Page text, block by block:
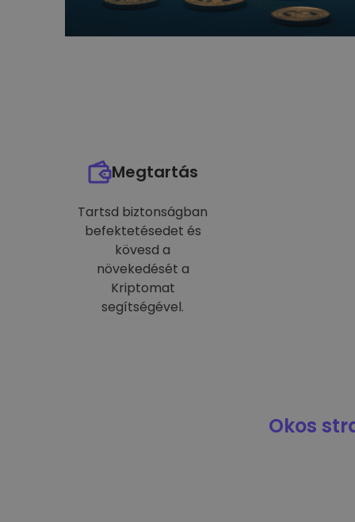
Megtartás
Tartsd biztonságban
befektetésedet és
kövesd a
növekedését a
Kriptomat
segítségével.
Okos